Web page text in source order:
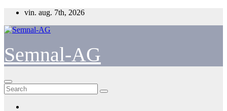
Skip
content
vin. aug. 7th, 2026
Semnal-AG